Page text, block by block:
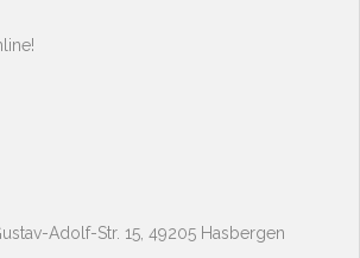
Adolf-Str. 15, 49205 Hasbergen